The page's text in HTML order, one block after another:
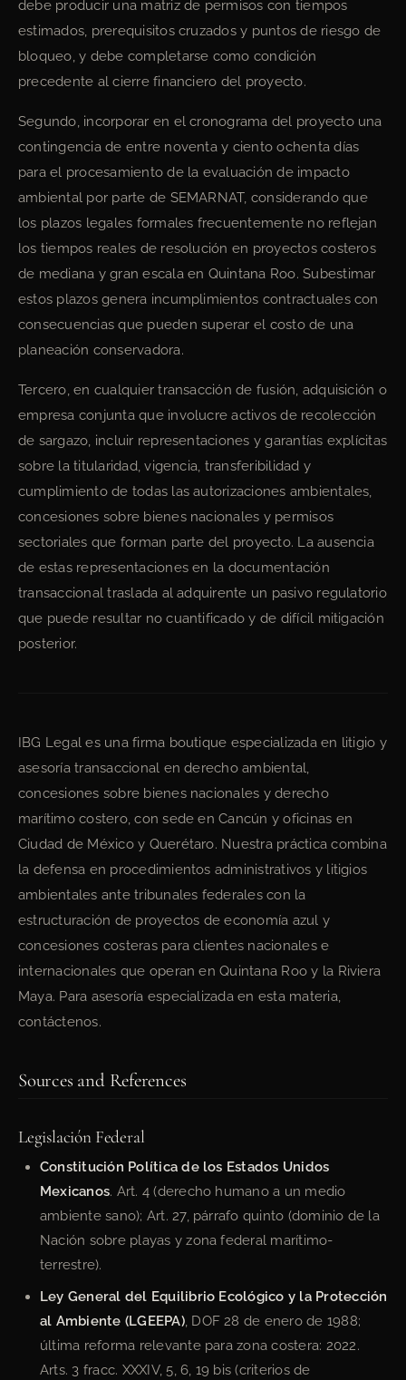
debe producir una matriz de permisos con tiempos
estimados, prerequisitos cruzados y puntos de riesgo de
bloqueo, y debe completarse como condición
precedente al cierre financiero del proyecto.
Segundo, incorporar en el cronograma del proyecto una
contingencia de entre noventa y ciento ochenta días
para el procesamiento de la evaluación de impacto
ambiental por parte de SEMARNAT, considerando que
los plazos legales formales frecuentemente no reflejan
los tiempos reales de resolución en proyectos costeros
de mediana y gran escala en Quintana Roo. Subestimar
estos plazos genera incumplimientos contractuales con
consecuencias que pueden superar el costo de una
planeación conservadora.
Tercero, en cualquier transacción de fusión, adquisición o
empresa conjunta que involucre activos de recolección
de sargazo, incluir representaciones y garantías explícitas
sobre la titularidad, vigencia, transferibilidad y
cumplimiento de todas las autorizaciones ambientales,
concesiones sobre bienes nacionales y permisos
sectoriales que forman parte del proyecto. La ausencia
de estas representaciones en la documentación
transaccional traslada al adquirente un pasivo regulatorio
que puede resultar no cuantificado y de difícil mitigación
posterior.
IBG Legal es una firma boutique especializada en litigio y
asesoría transaccional en derecho ambiental,
concesiones sobre bienes nacionales y derecho
marítimo costero, con sede en Cancún y oficinas en
Ciudad de México y Querétaro. Nuestra práctica combina
la defensa en procedimientos administrativos y litigios
ambientales ante tribunales federales con la
estructuración de proyectos de economía azul y
concesiones costeras para clientes nacionales e
internacionales que operan en Quintana Roo y la Riviera
Maya. Para asesoría especializada en esta materia,
contáctenos.
Sources and References
Legislación Federal
Constitución Política de los Estados Unidos
Mexicanos. Art. 4 (derecho humano a un medio
ambiente sano); Art. 27, párrafo quinto (dominio de la
Nación sobre playas y zona federal marítimo-
terrestre).
Ley General del Equilibrio Ecológico y la Protección
al Ambiente (LGEEPA), DOF 28 de enero de 1988;
última reforma relevante para zona costera: 2022.
Arts. 3 fracc. XXXIV, 5, 6, 19 bis (criterios de